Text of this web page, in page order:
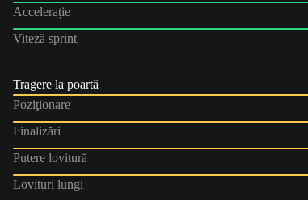
Accelerație
Viteză sprint
Tragere la poartă
Poziţionare
Finalizări
Putere lovitură
Lovituri lungi